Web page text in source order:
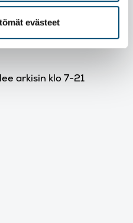
evästeet
arkisin klo 7-21